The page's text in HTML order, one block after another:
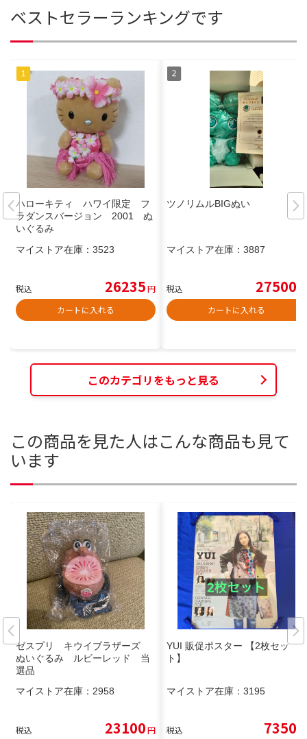
ベストセラーランキングです
ハローキティ ハワイ限定 フ
ラダンスバージョン 2001 ぬ
いぐるみ
マイストア在庫： 3523
税込 26235円
カートに入れる
ツノリムルBIGぬい
マイストア在庫： 3887
税込 27500
カートに入れる
このカテゴリをもっと見る
この商品を見た人はこんな商品も見て
います
ゼスプリ キウイブラザーズ
ぬいぐるみ ルビーレッド 当
選品
マイストア在庫： 2958
税込 23100円
YUI 販促ポスター 【2枚セッ
ト】
マイストア在庫： 3195
税込 7350